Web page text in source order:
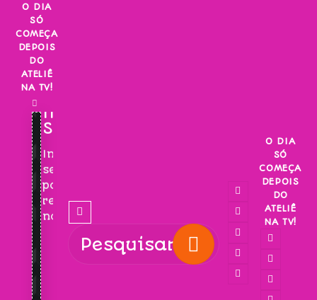
Skip
content
O DIA
SÓ
COMEÇA
DEPOIS
DO
ATELIÊ
NA TV!
INSCREVA-
SE!
Inscreva-
se
para
receber
novidades!
O DIA
SÓ
COMEÇA
DEPOIS
DO
ATELIÊ
NA TV!